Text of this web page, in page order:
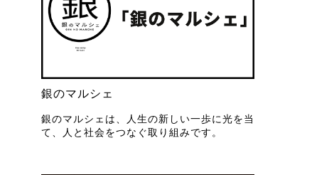
銀のマルシェ
銀のマルシェは、人生の新しい一歩に光を当
て、人と社会をつなぐ取り組みです。